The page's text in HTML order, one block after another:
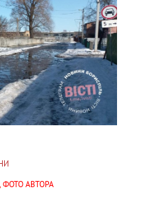
ФОТО АВТОРА